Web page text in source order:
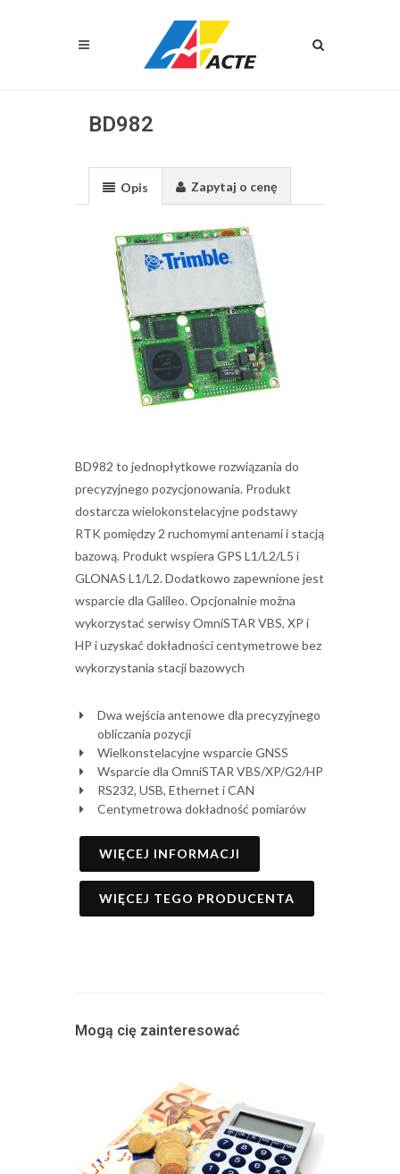
BD982
Opis Zapytaj o cenę
BD982 to jednopłytkowe rozwiązania do
precyzyjnego pozycjonowania. Produkt
dostarcza wielokonstelacyjne podstawy
RTK pomiędzy 2 ruchomymi antenami i stacją
bazową. Produkt wspiera GPS L1/L2/L5 i
GLONAS L1/L2. Dodatkowo zapewnione jest
wsparcie dla Galileo. Opcjonalnie można
wykorzystać serwisy OmniSTAR VBS, XP i
HP i uzyskać dokładności centymetrowe bez
wykorzystania stacji bazowych
Dwa wejścia antenowe dla precyzyjnego
obliczania pozycji
Wielkonstelacyjne wsparcie GNSS
Wsparcie dla OmniSTAR VBS/XP/G2/HP
RS232, USB, Ethernet i CAN
Centymetrowa dokładność pomiarów
WIĘCEJ INFORMACJI
WIĘCEJ TEGO PRODUCENTA
Mogą cię zainteresować